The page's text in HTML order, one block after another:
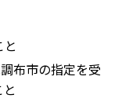
布市の指定を受